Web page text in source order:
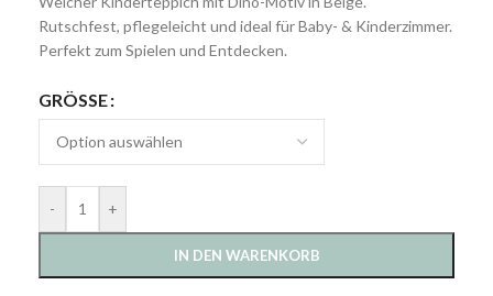
Rutschfest, pflegeleicht und ideal für Baby- & Kinderzimmer.
Perfekt zum Spielen und Entdecken.
GRÖSSE
- +
IN DEN WARENKORB